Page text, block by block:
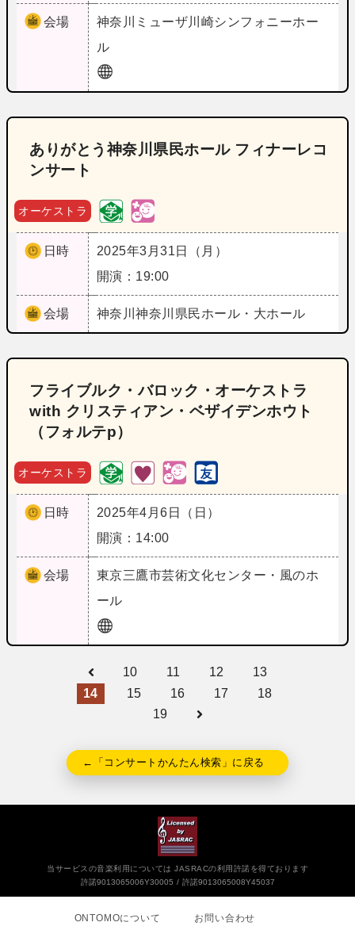
会場 神奈川
ミューザ川崎シンフォニーホー
ル
ありがとう神奈川県民ホール フィナーレコ
ンサート
オーケストラ
日時
2025年3月31日（月）
開演：19:00
会場 神奈川神奈川県民ホール・大ホール
フライブルク・バロック・オーケストラ
with クリスティアン・ベザイデンホウト
（フォルテp）
オーケストラ
日時
2025年4月6日（日）
開演：14:00
会場 東京三鷹市芸術文化センター・風のホ
ール
10 11 12
13
14
15 16 17
18
19
←「コンサートかんたん検索」に戻る
当サービスの音楽利用については JASRACの利用許諾を得ております
許諾9013065006Y30005
許諾9013065008Y45037
ONTOMOについて お問い合わせ